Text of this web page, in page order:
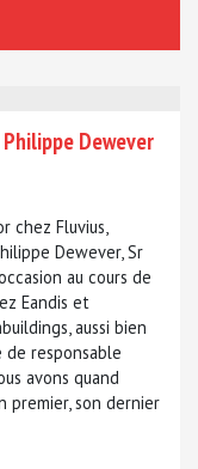
Dewever
chez Fluvius,
Dewever, Sr
au cours de
Eandis et
aussi bien
responsable
avons quand
premier, son dernier